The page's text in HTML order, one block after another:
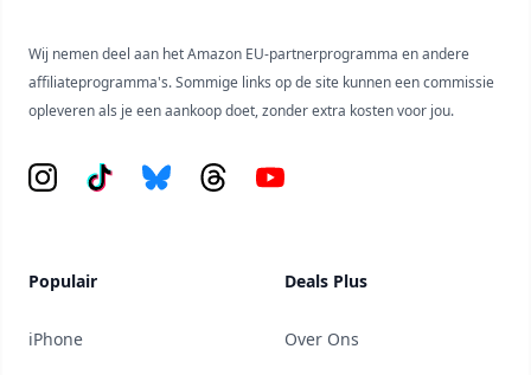
Wij nemen deel aan het Amazon EU-partnerprogramma en andere
affiliateprogramma's. Sommige links op de site kunnen een commissie
opleveren als je een aankoop doet, zonder extra kosten voor jou.
Instagram
Tiktok BlueskyThreadsYouTube
Populair
iPhone
Deals Plus
Over Ons